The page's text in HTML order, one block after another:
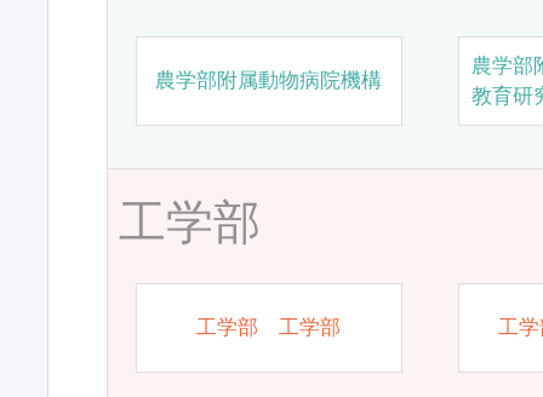
農学部附属動物病院機構
農学部
教育研
工学部
工学部 工学部 工